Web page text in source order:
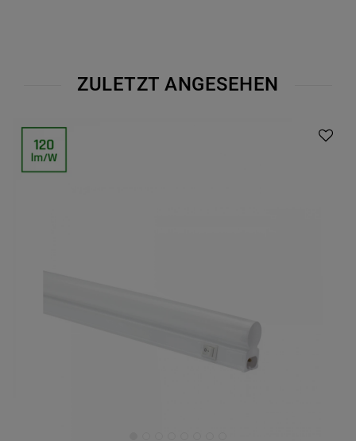
ZULETZT ANGESEHEN